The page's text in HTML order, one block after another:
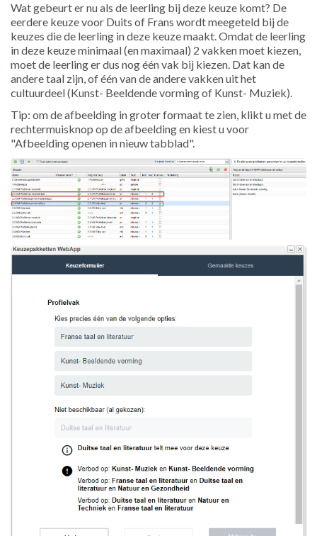
Wat gebeurt er nu als de leerling bij deze keuze komt? De
eerdere keuze voor Duits of Frans wordt meegeteld bij de
keuzes die de leerling in deze keuze maakt. Omdat de leerling
in deze keuze minimaal (en maximaal) 2 vakken moet kiezen,
moet de leerling er dus nog één vak bij kiezen. Dat kan de
andere taal zijn, of één van de andere vakken uit het
cultuurdeel (Kunst- Beeldende vorming of Kunst- Muziek).
Tip: om de afbeelding in groter formaat te zien, klikt u met de
rechtermuisknop op de afbeelding en kiest u voor
"Afbeelding openen in nieuw tabblad".